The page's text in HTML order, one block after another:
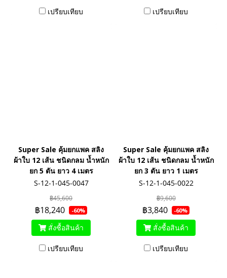
เปรียบเทียบ เปรียบเทียบ
Super Sale คุ้มยกแพค สลิง
ผ้าใบ 12 เส้น ชนิดกลม น้ำหนัก
ยก 5 ตัน ยาว 4 เมตร
S-12-1-045-0047
฿45,600
฿18,240 -60%
สั่งซื้อสินค้า
เปรียบเทียบ
Super Sale คุ้มยกแพค สลิง
ผ้าใบ 12 เส้น ชนิดกลม น้ำหนัก
ยก 3 ตัน ยาว 1 เมตร
S-12-1-045-0022
฿9,600
฿3,840 -60%
สั่งซื้อสินค้า
เปรียบเทียบ